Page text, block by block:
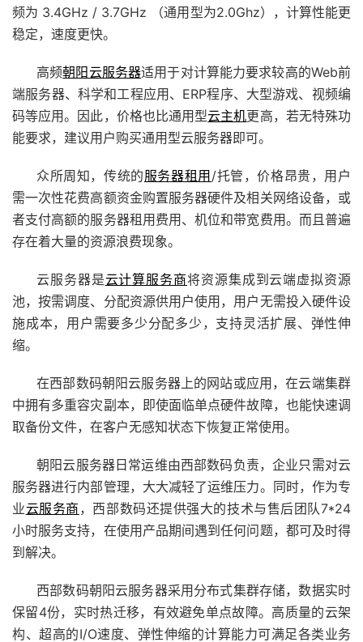
频为 3.4GHz / 3.7GHz （通用型为2.0Ghz），计算性能更
稳定，速度更快。
高频朝阳云服务器适用于对计算能力要求较高的Web前
端服务器、科学和工程应用、ERP程序、大型游戏、视频编
码等应用。因此，价格也比通用型云主机更高，若无特殊功
能要求，建议用户购买通用型云服务器即可。
众所周知，传统的服务器租用 /托管，价格昂贵，用户
需一次性花费高额资金购置服务器硬件及相关网络设备，或
者支付高额的服务器租用费用、机位和带宽费用。而且普遍
存在着大量的资源浪费现象。
云服务器是云计算服务商将资源集成到云端虚拟资源
池，按需调度、分配资源供用户使用，用户无需投入硬件设
施成本，用户需要多少分配多少，支持灵活扩展、弹性伸
缩。
在西部数码朝阳云服务器上的网站或应用，在云端集群
中拥有多重容灾副本，即使面临单点硬件故障，也能快速调
取备份文件，在客户无感知状态下恢复正常使用。
朝阳云服务器日常运维由西部数码负责，企业只需对云
服务器进行内部管理，大大减轻了运维压力。同时，作为专
业云服务商 ，西部数码还提供强大的技术与售后团队7*24
小时服务支持，在使用产品期间遇到任何问题，都可及时得
到解决。
西部数码朝阳云服务器采用分布式集群存储，数据实时
保留4份，实时热迁移，有效避免单点故障。高质量的云架
构、超高的I/O速度、弹性伸缩的计算能力可满足各类业务